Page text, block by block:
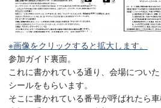
※画像をクリックすると拡大します。
参加ガイド裏面。
これに書かれている通り、会場につい
シールをもらいます。
そこに書かれている番号が呼ばれたら車